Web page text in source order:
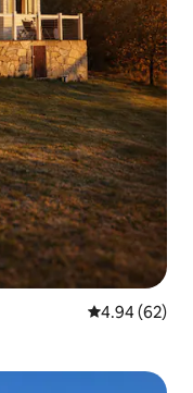
平均评分 4.94
4.94 (62)